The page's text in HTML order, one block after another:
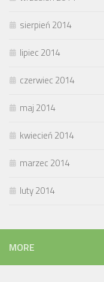
sierpień 2014
lipiec 2014
czerwiec 2014
maj 2014
kwiecień 2014
marzec 2014
luty 2014
MORE